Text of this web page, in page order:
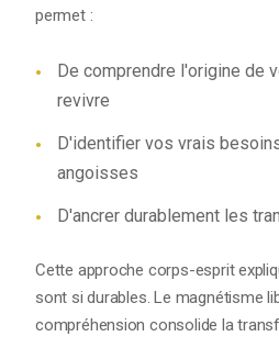
permet :
De comprendre l'origine de
revivre
D'identifier vos vrais
angoisses
D'ancrer durablement les
Cette approche corps-esprit
sont si durables. Le magnétisme
compréhension consolide la